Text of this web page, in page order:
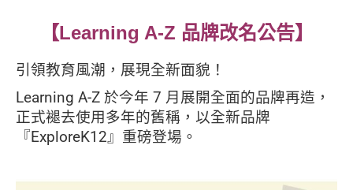
【Learning A-Z 品牌改名公告】
引領教育風潮，展現全新面貌！
Learning A-Z 於今年 7 月展開全面的品牌再造，
正式褪去使用多年的舊稱，以全新品牌
『ExploreK12』重磅登場。